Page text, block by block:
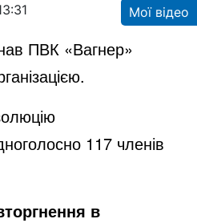
ПВК «Вагнер»
117 членів
в
Мої відео